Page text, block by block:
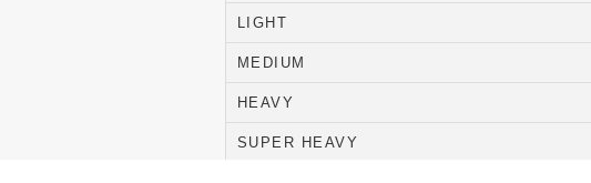
LIGHT
MEDIUM
HEAVY
SUPER HEAVY